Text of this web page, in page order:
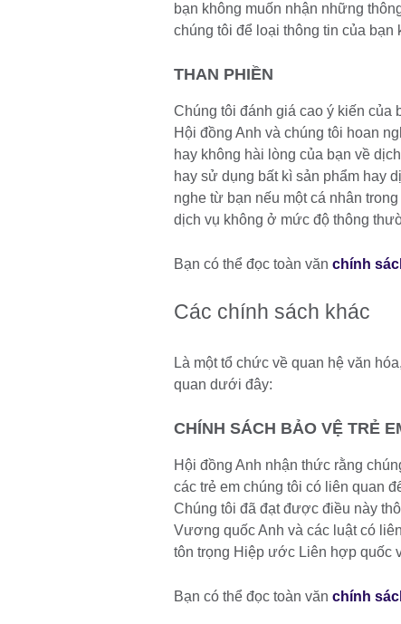
bạn không muốn nhận những
chúng tôi để loại thông tin của
THAN PHIỀN
Chúng tôi đánh giá cao ý kiến của
Hội đồng Anh và chúng tôi hoan
hay không hài lòng của bạn về
hay sử dụng bất kì sản phẩm hay
nghe từ bạn nếu một cá nhân
dịch vụ không ở mức độ thông
Bạn có thể đọc toàn văn chính
Các chính sách khác
Là một tổ chức về quan hệ văn
quan dưới đây:
CHÍNH SÁCH BẢO VỆ TRẺ
Hội đồng Anh nhận thức rằng
các trẻ em chúng tôi có liên quan
Chúng tôi đã đạt được điều này
Vương quốc Anh và các luật có
tôn trọng Hiệp ước Liên hợp quốc
Bạn có thể đọc toàn văn chính